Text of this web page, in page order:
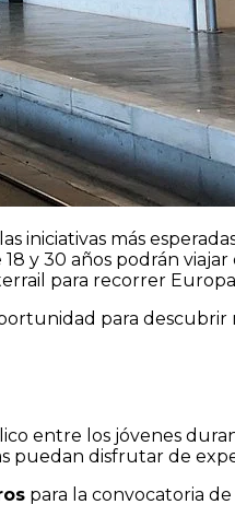
iniciativas más
y 30 años podrán
para recorrer
para
entre los jóvenes
disfrutar de
para la convocatoria